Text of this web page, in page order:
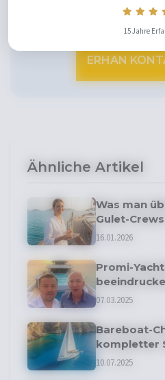
Haben Sie Fragen
Kontaktieren Sie
ERHAN
Ähnliche Artikel
Was man
Gulet-
muss
16.01.2026
Promi-
Stars
07.03.2025
Bareboat-
kompletter
10.07.2025
15 Jahre